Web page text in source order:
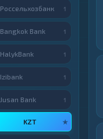
Россельхозбанк 1
Bangkok Bank 1
HalykBank 1
Izibank 1
Jusan Bank 1
KZT ★